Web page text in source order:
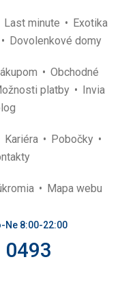
Last minute
Exotika
Dovolenkové domy
Obchodné
platby
Invia
Kariéra
Pobočky
Mapa webu
Ne 8:00-22:00
0493